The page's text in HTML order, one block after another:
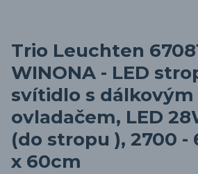
Trio Leuchten
WINONA - LED
svítidlo s dálkovým
ovladačem, LED
(do stropu ), 2700 -
x 60cm